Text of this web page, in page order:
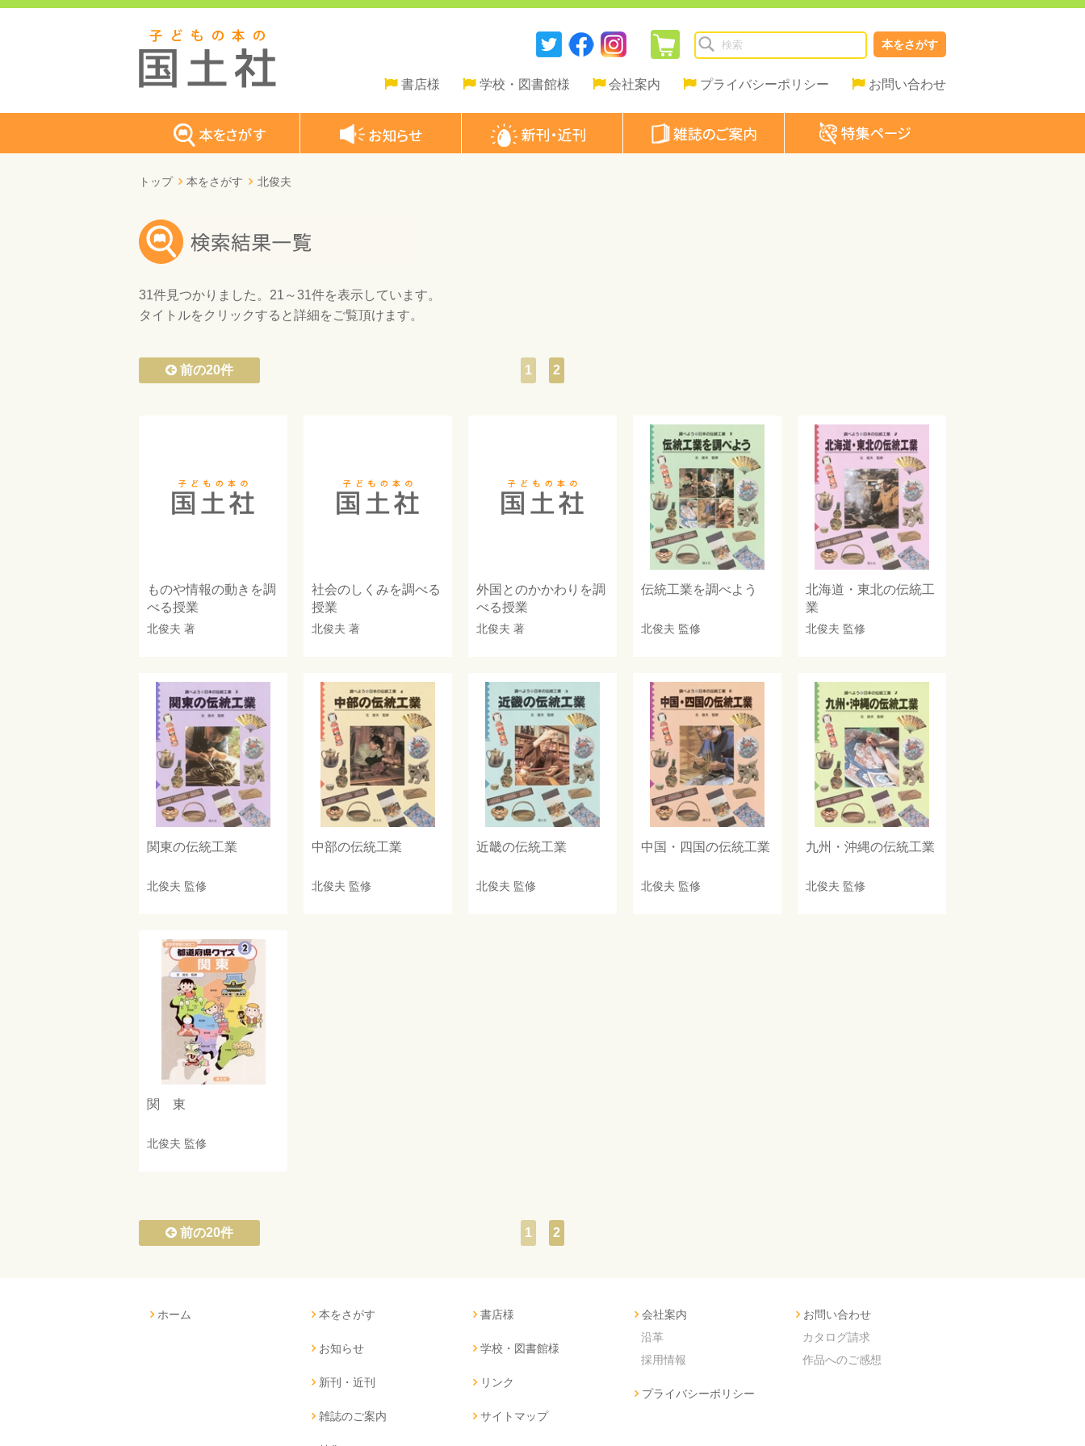
本をさがす
書店様 学校・図書館様 会社案内 プライバシーポリシー お問い合わせ
トップ 本をさがす 北俊夫
31件見つかりました。 21～31件を表示しています。
タイトルをクリックすると詳細をご覧頂けます。
前の20件 1 2
ものや情報の動きを調
べる授業
北俊夫 著
社会のしくみを調べる
授業
北俊夫 著
外国とのかかわりを調
べる授業
北俊夫 著
伝統工業を調べよう
北俊夫 監修
北海道・東北の伝統工
業
北俊夫 監修
関東の伝統工業
北俊夫 監修
中部の伝統工業
北俊夫 監修
近畿の伝統工業
北俊夫 監修
中国・四国の伝統工業
北俊夫 監修
九州・沖縄の伝統工業
北俊夫 監修
関 東
北俊夫 監修
前の20件 1 2
ホーム 本をさがす
お知らせ
新刊・近刊
雑誌のご案内
書店様
学校・図書館様
リンク
サイトマップ
会社案内
沿革
採用情報
プライバシーポリシー
お問い合わせ
カタログ請求
作品へのご感想